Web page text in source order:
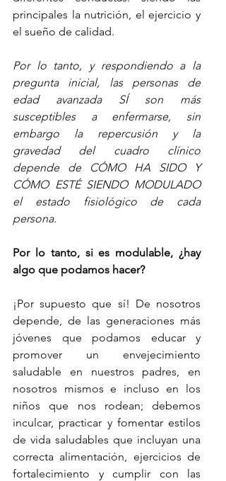
principales la nutrición, el ejercicio y
el sueño de calidad.
Por lo tanto, y respondiendo a la
pregunta inicial, las personas de
edad avanzada SÍ son más
susceptibles a enfermarse, sin
embargo la repercusión y la
gravedad del cuadro clínico
depende de CÓMO HA SIDO Y
CÓMO ESTÉ SIENDO MODULADO
el estado fisiológico de cada
persona.
Por lo tanto, si es modulable, ¿hay
algo que podamos hacer?
¡Por supuesto que sí! De nosotros
depende, de las generaciones más
jóvenes que podamos educar y
promover un envejecimiento
saludable en nuestros padres, en
nosotros mismos e incluso en los
niños que nos rodean; debemos
inculcar, practicar y fomentar estilos
de vida saludables que incluyan una
correcta alimentación, ejercicios de
fortalecimiento y cumplir con las